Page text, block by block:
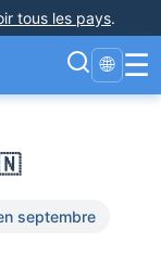
tous les pays.
🌐 ☰
septembre